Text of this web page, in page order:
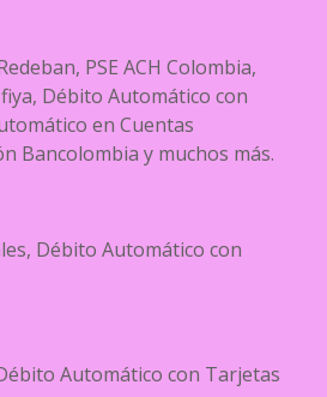
PSE ACH Colombia,
Débito Automático con
en Cuentas
Bancolombia y muchos más.
Débito Automático con
Automático con Tarjetas